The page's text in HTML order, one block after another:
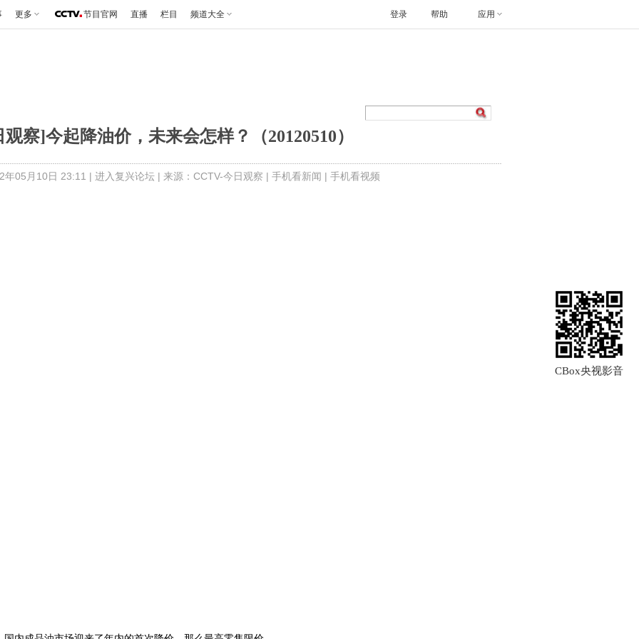
更多 节目官网 直播 栏目 频道大全 帮助 应用
登录
察]今起降油价，未来会怎样？（20120510）
年05月10日 23:11 | 进入复兴论坛 | 来源：CCTV-今日观察 | 手机看新闻 | 手机看视频
CBox央视影音